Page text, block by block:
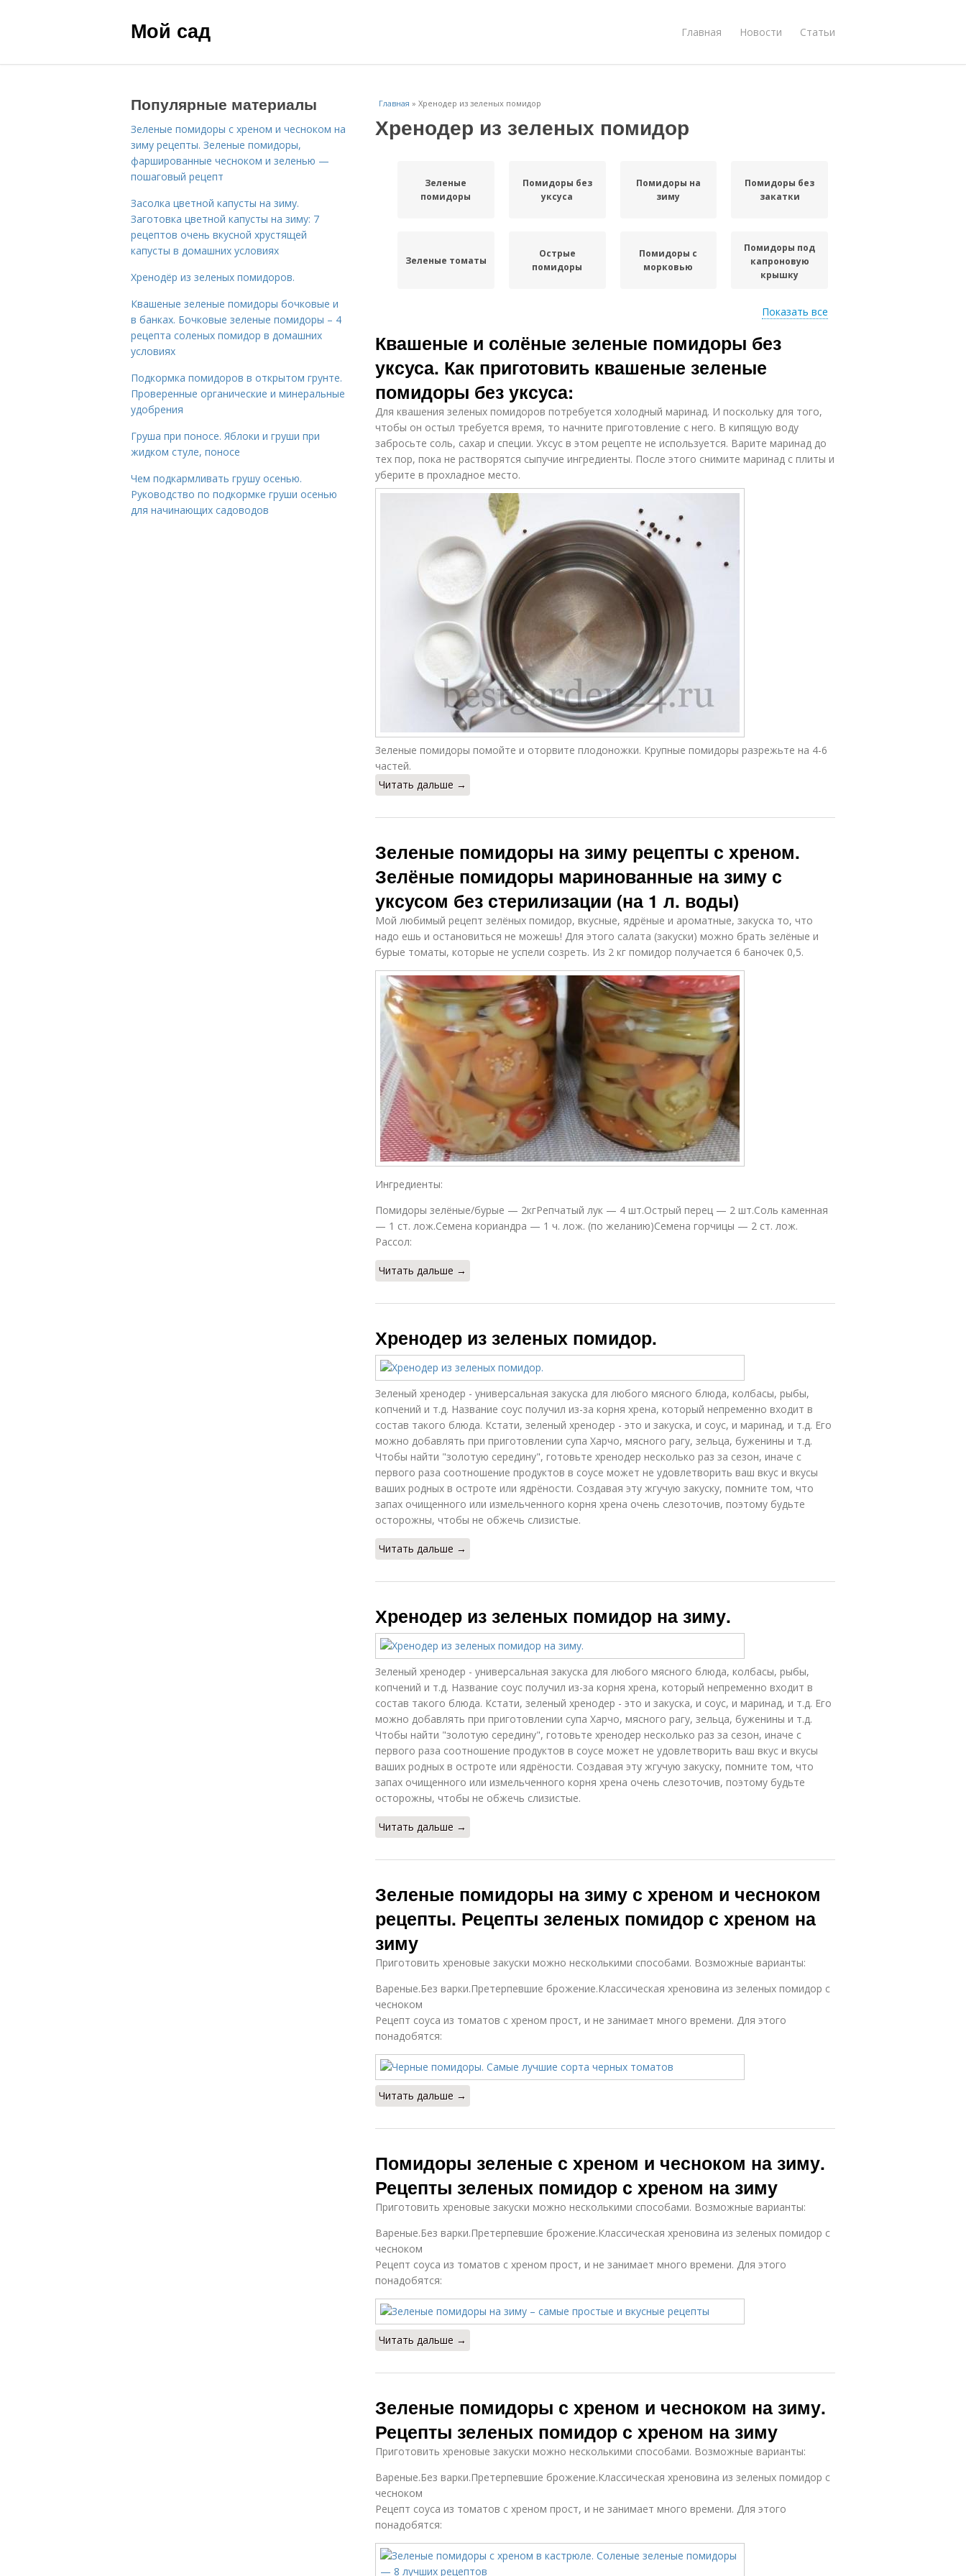
Мой сад Главная Новости Статьи
Главная » Хренодер из зеленых помидор
Хренодер из зеленых помидор
Зеленые
помидоры
Помидоры без
уксуса
Помидоры на
зиму
Помидоры без
закатки
Зеленые томаты
Острые
помидоры
Помидоры с
морковью
Помидоры под
капроновую
крышку
помидоры
хреном
хреном
Хреновины из
помидор
Хреновина из
зеленых
помидор
Помидор с
чесноком
помидор
зиму
Помидор с
добавлением
Салат из
помидор
Помидоры с
Помидоры в
Помидоры в
банках
Помидоры к
столу
Малосольные
помидоры
Вкуснятина из
зеленых
помидор
помидоры
Помидоры в
кафе
Показать все
Квашеные и солёные зеленые помидоры без
уксуса. Как приготовить квашеные зеленые
помидоры без уксуса:
Для квашения зеленых помидоров потребуется холодный маринад. И поскольку для того,
чтобы он остыл требуется время, то начните приготовление с него. В кипящую воду
забросьте соль, сахар и специи. Уксус в этом рецепте не используется. Варите маринад до
тех пор, пока не растворятся сыпучие ингредиенты. После этого снимите маринад с плиты и
уберите в прохладное место.
Зеленые помидоры помойте и оторвите плодоножки. Крупные помидоры разрежьте на 4-6
частей.
Читать дальше →
Зеленые помидоры на зиму рецепты с хреном.
Зелёные помидоры маринованные на зиму с
уксусом без стерилизации (на 1 л. воды)
Мой любимый рецепт зелёных помидор, вкусные, ядрёные и ароматные, закуска то, что
надо ешь и остановиться не можешь! Для этого салата (закуски) можно брать зелёные и
бурые томаты, которые не успели созреть. Из 2 кг помидор получается 6 баночек 0,5.
Ингредиенты:
Помидоры зелёные/бурые — 2кгРепчатый лук — 4 шт.Острый перец — 2 шт.Соль каменная
— 1 ст. лож.Семена кориандра — 1 ч. лож. (по желанию)Семена горчицы — 2 ст. лож.
Рассол:
Читать дальше →
Хренодер из зеленых помидор.
Зеленый хренодер - универсальная закуска для любого мясного блюда, колбасы, рыбы,
копчений и т.д. Название соус получил из-за корня хрена, который непременно входит в
состав такого блюда. Кстати, зеленый хренодер - это и закуска, и соус, и маринад, и т.д. Его
можно добавлять при приготовлении супа Харчо, мясного рагу, зельца, буженины и т.д.
Чтобы найти "золотую середину", готовьте хренодер несколько раз за сезон, иначе с
первого раза соотношение продуктов в соусе может не удовлетворить ваш вкус и вкусы
ваших родных в остроте или ядрёности. Создавая эту жгучую закуску, помните том, что
запах очищенного или измельченного корня хрена очень слезоточив, поэтому будьте
осторожны, чтобы не обжечь слизистые.
Читать дальше →
Хренодер из зеленых помидор на зиму.
Зеленый хренодер - универсальная закуска для любого мясного блюда, колбасы, рыбы,
копчений и т.д. Название соус получил из-за корня хрена, который непременно входит в
состав такого блюда. Кстати, зеленый хренодер - это и закуска, и соус, и маринад, и т.д. Его
можно добавлять при приготовлении супа Харчо, мясного рагу, зельца, буженины и т.д.
Чтобы найти "золотую середину", готовьте хренодер несколько раз за сезон, иначе с
первого раза соотношение продуктов в соусе может не удовлетворить ваш вкус и вкусы
ваших родных в остроте или ядрёности. Создавая эту жгучую закуску, помните том, что
запах очищенного или измельченного корня хрена очень слезоточив, поэтому будьте
осторожны, чтобы не обжечь слизистые.
Читать дальше →
Зеленые помидоры на зиму с хреном и чесноком
рецепты. Рецепты зеленых помидор с хреном на
зиму
Приготовить хреновые закуски можно несколькими способами. Возможные варианты:
Вареные.Без варки.Претерпевшие брожение.Классическая хреновина из зеленых помидор с
чесноком
Рецепт соуса из томатов с хреном прост, и не занимает много времени. Для этого
понадобятся:
Читать дальше →
Помидоры зеленые с хреном и чесноком на зиму.
Рецепты зеленых помидор с хреном на зиму
Приготовить хреновые закуски можно несколькими способами. Возможные варианты:
Вареные.Без варки.Претерпевшие брожение.Классическая хреновина из зеленых помидор с
чесноком
Рецепт соуса из томатов с хреном прост, и не занимает много времени. Для этого
понадобятся:
Читать дальше →
Зеленые помидоры с хреном и чесноком на зиму.
Рецепты зеленых помидор с хреном на зиму
Приготовить хреновые закуски можно несколькими способами. Возможные варианты:
Вареные.Без варки.Претерпевшие брожение.Классическая хреновина из зеленых помидор с
чесноком
Рецепт соуса из томатов с хреном прост, и не занимает много времени. Для этого
понадобятся:
Популярные материалы
Зеленые помидоры с хреном и чесноком на
зиму рецепты. Зеленые помидоры,
фаршированные чесноком и зеленью —
пошаговый рецепт
Засолка цветной капусты на зиму.
Заготовка цветной капусты на зиму: 7
рецептов очень вкусной хрустящей
капусты в домашних условиях
Хренодёр из зеленых помидоров.
Квашеные зеленые помидоры бочковые и
в банках. Бочковые зеленые помидоры – 4
рецепта соленых помидор в домашних
условиях
Подкормка помидоров в открытом грунте.
Проверенные органические и минеральные
удобрения
Груша при поносе. Яблоки и груши при
жидком стуле, поносе
Чем подкармливать грушу осенью.
Руководство по подкормке груши осенью
для начинающих садоводов